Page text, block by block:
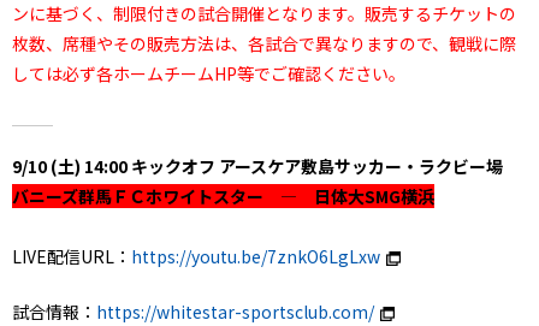
ンに基づく、制限付きの試合開催となります。販売するチケットの
枚数、席種やその販売方法は、各試合で異なりますので、観戦に際
しては必ず各ホームチームHP等でご確認ください。
9/10 (土) 14:00 キックオフ アースケア敷島サッカー・ラクビー場
バニーズ群馬ＦＣホワイトスター ― 日体大SMG横浜
LIVE配信URL： https://youtu.be/7znkO6LgLxw
試合情報： https://whitestar-sportsclub.com/